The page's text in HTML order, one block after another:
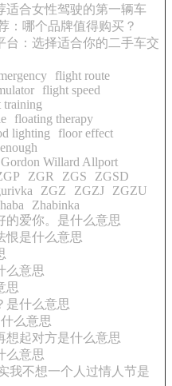
适合女性驾驶的第一辆车
：哪个品牌值得购买？
台：选择适合你的二手车交
flight route
flight speed
training
floating therapy
lighting
floor effect
Willard Allport
ZGR ZGS
ZGSD
ZGZ ZGZJ
ZGZU
Zhabinka
的爱你。是什么意思
恨是什么意思
么意思
思
是什么意思
么意思
想起对方是什么意思
么意思
我不想一个人过情人节是